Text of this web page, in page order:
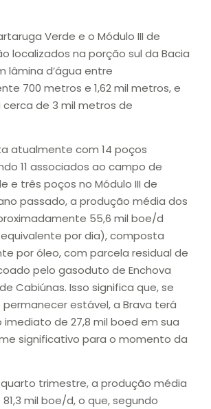
Verde e o Módulo III de
localizados na porção sul da Bacia
lâmina d’água entre
700 metros e 1,62 mil metros, e
de 3 mil metros de
atualmente com 14 poços
11 associados ao campo de
e três poços no Módulo III de
passado, a produção média dos
55,6 mil boe/d
por dia), composta
por óleo, com parcela residual de
pelo gasoduto de Enchova
Cabiúnas. Isso significa que, se
estável, a Brava terá
de 27,8 mil boed em sua
significativo para o momento da
quarto trimestre, a produção média
mil boe/d, o que, segundo